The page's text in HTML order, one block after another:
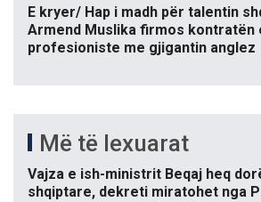
E kryer/ Hap i madh për talentin
Armend Muslika firmos kontratën
profesioniste me gjigantin anglez
Më të lexuarat
Vajza e ish-ministrit Beqaj heq
shqiptare, dekreti miratohet nga